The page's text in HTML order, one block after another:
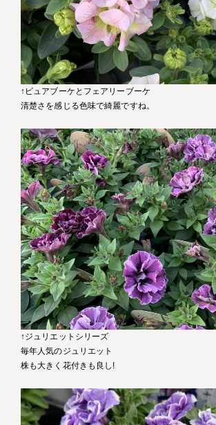
↑ピュアブーケとフェアリーブーケ
清楚さを感じる色味で綺麗ですね。
↑ジュリエットシリーズ
毎年人気のジュリエット
株も大きく花付きも良し!